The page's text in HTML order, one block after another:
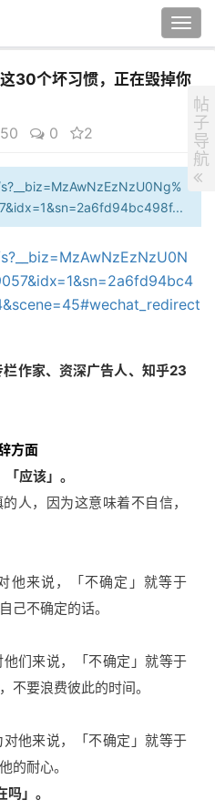
30个坏习惯，正在毁掉你
0 2
作家、资深广告人、知乎23
方面
应该」。
人，因为这意味着不自信，
他来说，「不确定」就等于
己不确定的话。
他们来说，「不确定」就等于
不要浪费彼此的时间。
对他来说，「不确定」就等于
的耐心。
」。
帖
子
导
航